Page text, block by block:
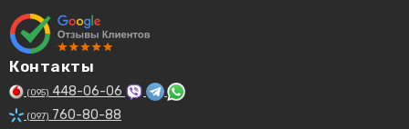
Контакты
(095) 448-06-06
(097) 760-80-88